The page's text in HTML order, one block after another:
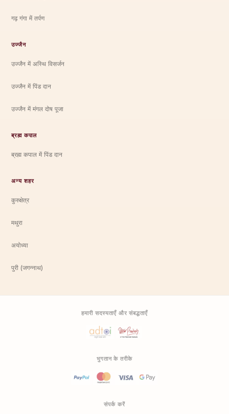
गढ़ गंगा में तर्पण
उज्जैन
उज्जैन में अस्थि विसर्जन
उज्जैन में पिंड दान
उज्जैन में मंगल दोष पूजा
ब्रह्म कपाल
ब्रह्म कपाल में पिंड दान
अन्य शहर
कुरुक्षेत्र
मथुरा
अयोध्या
पुरी (जगन्नाथ)
हमारी सदस्यताएँ और संबद्धताएँ
भुगतान के तरीके
संपर्क करें